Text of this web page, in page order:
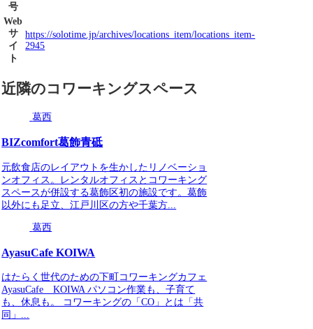
号
Web
サ
イ
ト
https://solotime.jp/archives/locations_item/locations_item-
2945
近隣のコワーキングスペース
葛西
BIZcomfort葛飾青砥
元飲食店のレイアウトを生かしたリノベーショ
ンオフィス。レンタルオフィスとコワーキング
スペースが併設する葛飾区初の施設です。葛飾
以外にも足立、江戸川区の方や千葉方...
葛西
AyasuCafe KOIWA
はたらく世代のための下町コワーキングカフェ
AyasuCafe KOIWA パソコン作業も、子育て
も、休息も。 コワーキングの「CO」とは「共
同」...